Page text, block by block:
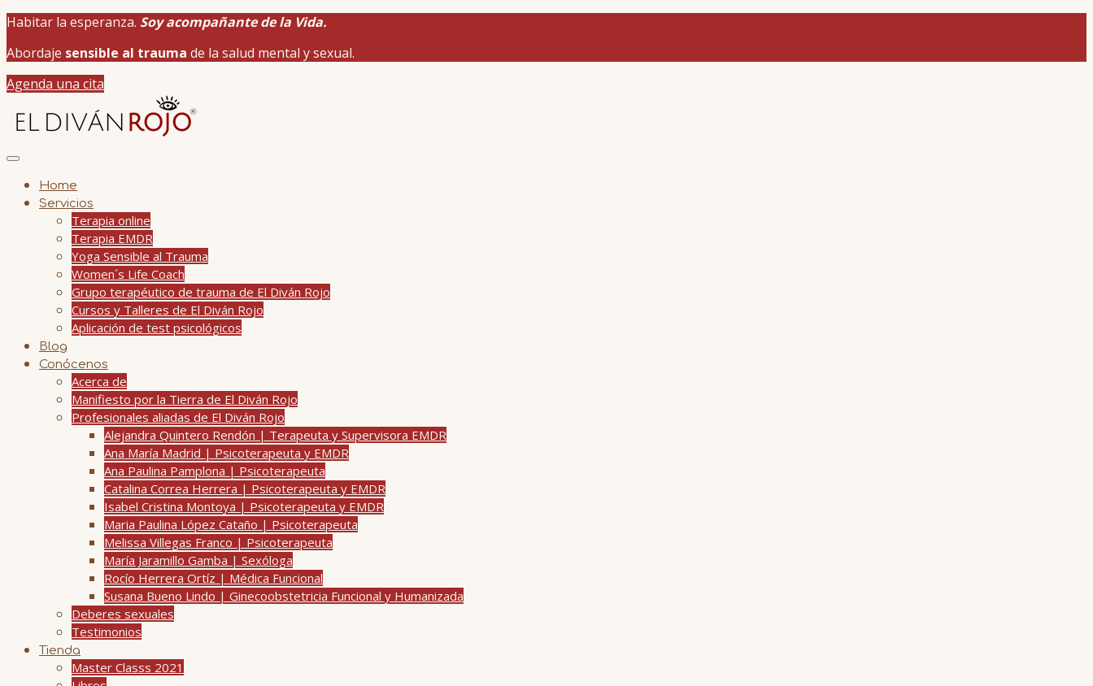
Habitar la esperanza. Soy acompañante de la Vida.
Abordaje sensible al trauma de la salud mental y sexual.
Agenda una cita
Home
Servicios
Terapia online
Terapia EMDR
Yoga Sensible al Trauma
Women´s Life Coach
Grupo terapéutico de trauma de El Diván Rojo
Cursos y Talleres de El Diván Rojo
Aplicación de test psicológicos
Blog
Conócenos
Acerca de
Manifiesto por la Tierra de El Diván Rojo
Profesionales aliadas de El Diván Rojo
Alejandra Quintero Rendón | Terapeuta y Supervisora EMDR
Ana María Madrid | Psicoterapeuta y EMDR
Ana Paulina Pamplona | Psicoterapeuta
Catalina Correa Herrera | Psicoterapeuta y EMDR
Isabel Cristina Montoya | Psicoterapeuta y EMDR
Maria Paulina López Cataño | Psicoterapeuta
Melissa Villegas Franco | Psicoterapeuta
María Jaramillo Gamba | Sexóloga
Rocío Herrera Ortíz | Médica Funcional
Susana Bueno Lindo | Ginecoobstetricia Funcional y Humanizada
Deberes sexuales
Testimonios
Tienda
Master Classs 2021